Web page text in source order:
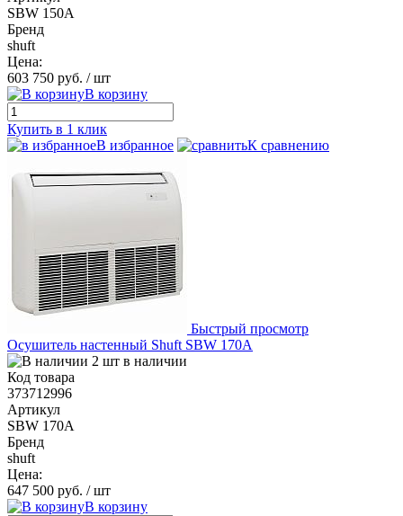
SBW 150A
Бренд
shuft
Цена:
603 750 руб. / шт
В корзину
Купить в 1 клик
В избранное
К сравнению
Быстрый просмотр
Осушитель настенный Shuft SBW 170A
2 шт в наличии
Код товара
373712996
Артикул
SBW 170A
Бренд
shuft
Цена:
647 500 руб. / шт
В корзину